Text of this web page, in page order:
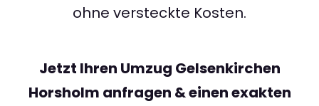
ohne versteckte Kosten.
Jetzt Ihren Umzug Gelsenkirchen
Horsholm anfragen & einen exakten